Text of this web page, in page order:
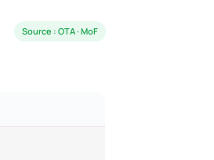
Source : OTA · MoF